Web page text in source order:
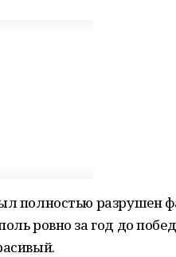
полностью разрушен
ровно за год до